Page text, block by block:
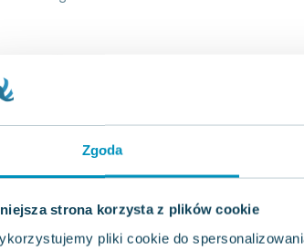
Zgoda
strona korzysta z plików cookie
pliki cookie do